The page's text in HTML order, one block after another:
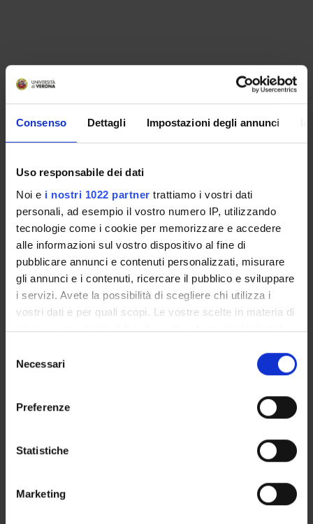
Consenso Dettagli Impostazioni degli annunci
Uso responsabile dei dati
Noi e i nostri 1022 partner trattiamo i vostri dati
personali, ad esempio il vostro numero IP, utilizzando
tecnologie come i cookie per memorizzare e accedere
alle informazioni sul vostro dispositivo al fine di
pubblicare annunci e contenuti personalizzati, misurare
gli annunci e i contenuti, ricercare il pubblico e sviluppare
i servizi. Avete la possibilità di scegliere chi utilizza i
vostri dati e per quali scopi. Le vostre scelte in materia di
privacy sono applicabili solo su questa proprietà digitale
modificare o revocare il proprio consenso in qualsiasi
momento dalla Dichiarazione sui cookie o facendo clic
raccogliere informazioni sulla tua posizione
geografica, con un'approssimazione di qualche
Identificare il tuo dispositivo, scansionandolo
delNecessari
Preferenze
Statistiche
Marketing
ORGANISATION
DEPARTMENT ADMINISTRATION OFFICES
STUDENT ADMINISTRATION OFFICES
DEPARTMENT FACILITIES
RESEARCH LABORATORIES
RESEARCH CENTRES